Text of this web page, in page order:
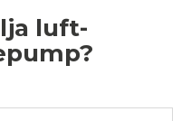
luft-